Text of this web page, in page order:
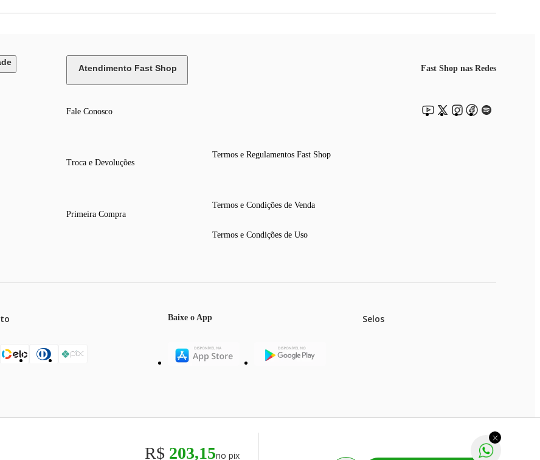
R$ 203,15no pix
Atendimento Fast Shop
Fale Conosco
Troca e Devoluções
Primeira Compra
Termos e Regulamentos Fast Shop
Termos e Condições de Venda
Termos e Condições de Uso
Fast Shop nas Redes
Baixe o App Selos
válidos exclusivamente para compras efetuadas no site, podendo diferir na rede de lojas físicas.